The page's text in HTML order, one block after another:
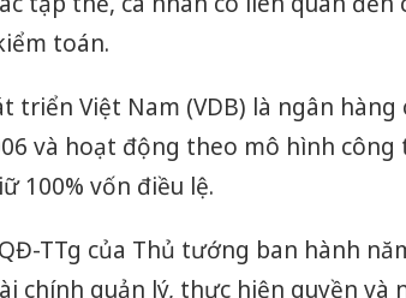
toán.
triển Việt Nam (VDB) là ngân hàng
và hoạt động theo mô hình công
100% vốn điều lệ.
TTg của Thủ tướng ban hành
chính quản lý, thực hiện quyền và